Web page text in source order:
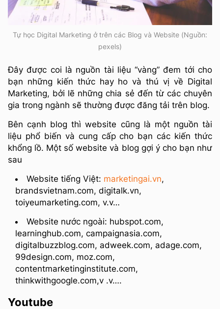
Tự học Digital Marketing ở trên các Blog và Website (Nguồn:
pexels)
Đây được coi là nguồn tài liệu “vàng” đem tới cho
bạn những kiến thức hay ho và thú vị về Digital
Marketing, bởi lẽ những chia sẻ đến từ các chuyên
gia trong ngành sẽ thường được đăng tải trên blog.
Bên cạnh blog thì website cũng là một nguồn tài
liệu phổ biến và cung cấp cho bạn các kiến thức
khổng lồ. Một số website và blog gợi ý cho bạn như
sau
Website tiếng Việt: marketingai.vn,
brandsvietnam.com, digitalk.vn,
toiyeumarketing.com, v.v…
Website nước ngoài: hubspot.com,
learninghub.com, campaignasia.com,
digitalbuzzblog.com, adweek.com, adage.com,
99design.com, moz.com,
contentmarketinginstitute.com,
thinkwithgoogle.com,v .v….
Youtube